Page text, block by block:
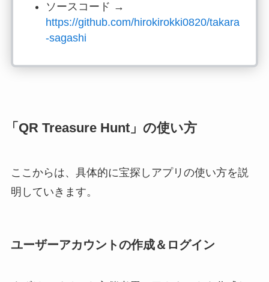
ソースコード →
https://github.com/hirokirokki0820/takara
-sagashi
「QR Treasure Hunt」の使い方
ここからは、具体的に宝探しアプリの使い方を説
明していきます。
ユーザーアカウントの作成＆ログイン